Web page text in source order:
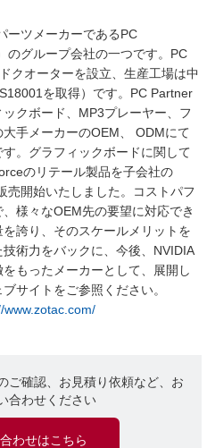
ーツメーカーであるPC
のグループ会社の一つです。PC
クオーターを設立、生産工場は中
を取得）です。PC Partner
クボード、MP3プレーヤー、フ
手メーカーのOEM、 ODMにて
。グラフィックボードに関して
のリテール製品を子会社の
売開始いたしました。コストパフ
様々なOEM先の要望に対応でき
誇り、そのスケールメリットを
術力をバックに、今後、NVIDIA
もったメーカーとして、展開し
サイトをご参照ください。
www.zotac.com/
ご確認、お見積り依頼など、お
合わせください
わせはこちら